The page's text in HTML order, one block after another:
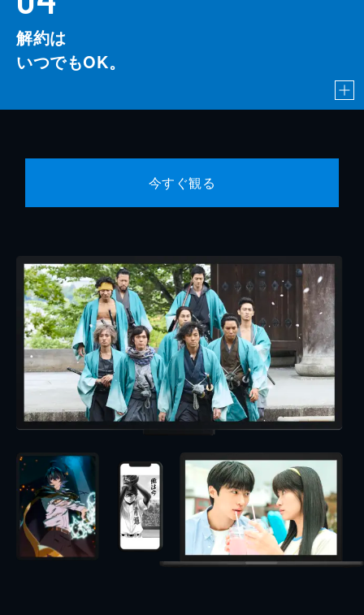
解約は
いつでもOK。
今すぐ観る